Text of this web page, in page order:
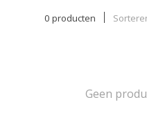
0 producten
Geen